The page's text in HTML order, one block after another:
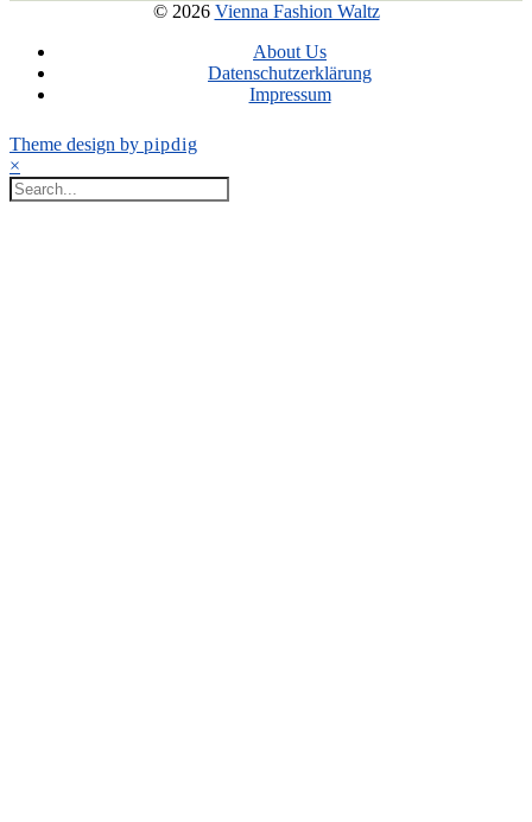
© 2026 Vienna Fashion Waltz
About Us
Datenschutzerklärung
Impressum
Theme design by pipdig
×